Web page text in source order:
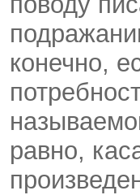
конечно,
равно,